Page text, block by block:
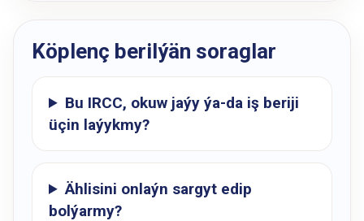
Köplenç berilýän soraglar
Bu IRCC, okuw jaýy ýa-da iş beriji
üçin laýykmy?
Ählisini onlaýn sargyt edip
bolýarmy?